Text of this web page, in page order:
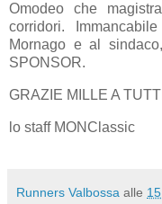
Omodeo che
corridori.
Mornago e al
SPONSOR.
GRAZIE MILLE A
lo staff MONClassic
Runners Valbossa alle